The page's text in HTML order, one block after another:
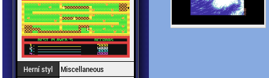
Herní styl
Miscellaneous